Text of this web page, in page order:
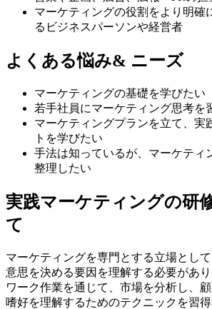
マーケティングの役割をより明確
るビジネスパーソンや経営者
よくある悩み& ニーズ
マーケティングの基礎を学びたい
若手社員にマーケティング思考を
マーケティングプランを立て、実
トを学びたい
手法は知っているが、マーケティ
整理したい
実践マーケティングの研
て
マーケティングを専門とする立場とし
意思を決める要因を理解する必要があり
ワーク作業を通じて、市場を分析し、顧
嗜好を理解するためのテクニックを習